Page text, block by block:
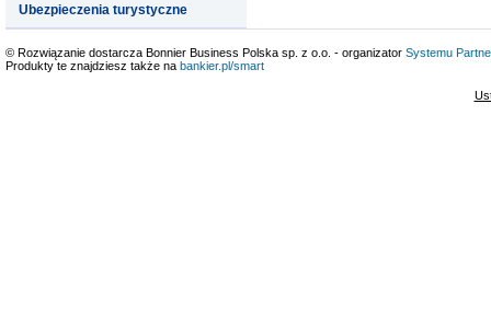
Ubezpieczenia turystyczne
© Rozwiązanie dostarcza Bonnier Business Polska sp. z o.o. - organizator Systemu
Produkty te znajdziesz także na bankier.pl/smart